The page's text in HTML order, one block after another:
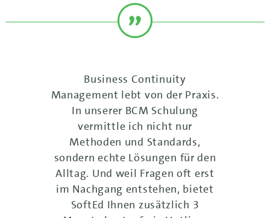
Business Continuity
Management lebt von der Praxis.
In unserer BCM Schulung
vermittle ich nicht nur
Methoden und Standards,
sondern echte Lösungen für den
Alltag. Und weil Fragen oft erst
im Nachgang entstehen, bietet
SoftEd Ihnen zusätzlich 3